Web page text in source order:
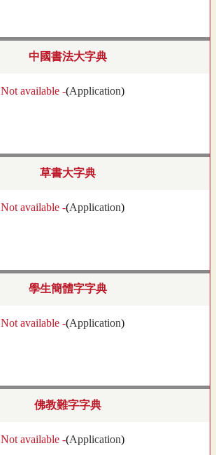
中國書法大字典
available -(Application)
草書大字典
available -(Application)
學生簡體字字典
available -(Application)
佛教難字字典
available -(Application)